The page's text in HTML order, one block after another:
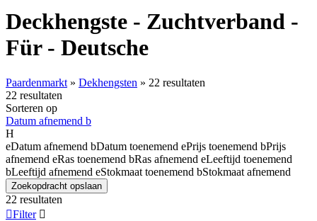
Deckhengste - Zuchtverband -
Für - Deutsche
Paardenmarkt » Dekhengsten » 22 resultaten
22 resultaten
Sorteren op
Datum afnemend b
H
eDatum afnemend bDatum toenemend ePrijs toenemend bPrijs
afnemend eRas toenemend bRas afnemend eLeeftijd toenemend
bLeeftijd afnemend eStokmaat toenemend bStokmaat afnemend
Zoekopdracht opslaan
22 resultaten
Filter 